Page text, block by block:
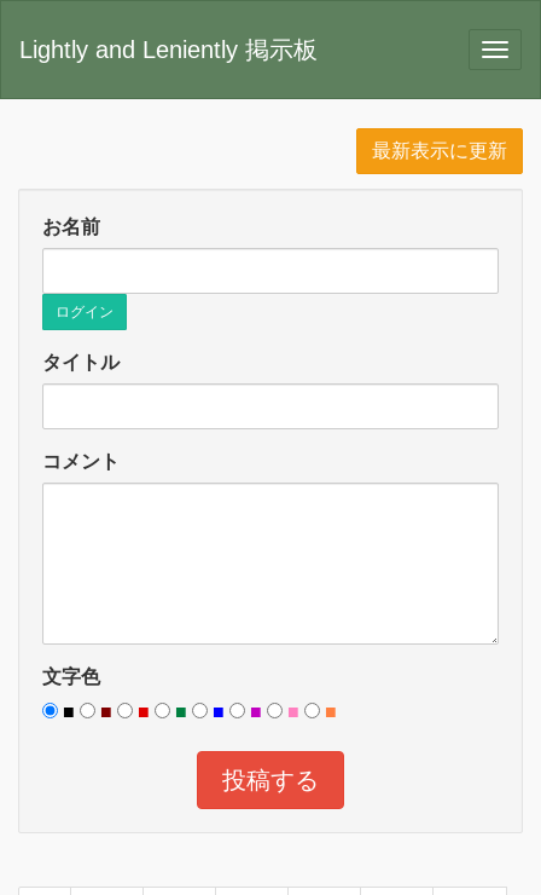
Lightly and Leniently 掲示板
最新表示に更新
お名前
ログイン
タイトル
コメント
文字色
■
■ ■ ■ ■ ■ ■ ■